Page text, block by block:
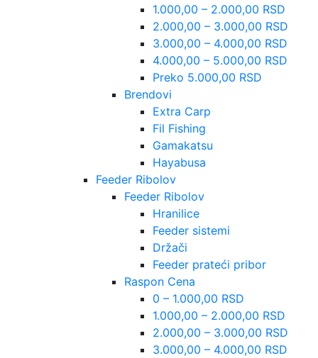
1.000,00 – 2.000,00 RSD
2.000,00 – 3.000,00 RSD
3.000,00 – 4.000,00 RSD
4.000,00 – 5.000,00 RSD
Preko 5.000,00 RSD
Brendovi
Extra Carp
Fil Fishing
Gamakatsu
Hayabusa
Feeder Ribolov
Feeder Ribolov
Hranilice
Feeder sistemi
Držači
Feeder prateći pribor
Raspon Cena
0 – 1.000,00 RSD
1.000,00 – 2.000,00 RSD
2.000,00 – 3.000,00 RSD
3.000,00 – 4.000,00 RSD